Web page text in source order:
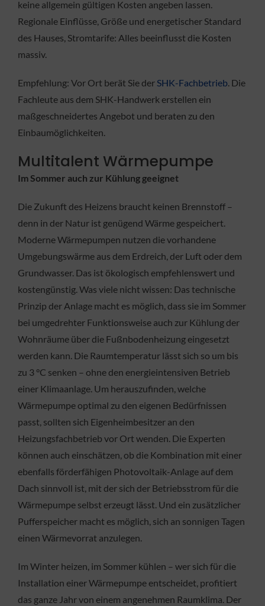
keine allgemein gültigen Kosten angeben lassen.
Regionale Einflüsse, Größe und energetischer Standard
des Hauses, Stromtarife: Alles beeinflusst die Kosten
massiv.
Empfehlung: Vor Ort berät Sie derSHK-Fachbetrieb. Die
Fachleute aus dem SHK-Handwerk erstellen ein
maßgeschneidertes Angebot und beraten zu den
Einbaumöglichkeiten.
Multitalent Wärmepumpe
Im Sommer auch zur Kühlung geeignet
Die Zukunft des Heizens braucht keinen Brennstoff –
denn in der Natur ist genügend Wärme gespeichert.
Moderne Wärmepumpen nutzen die vorhandene
Umgebungswärme aus dem Erdreich, der Luft oder dem
Grundwasser. Das ist ökologisch empfehlenswert und
kostengünstig. Was viele nicht wissen: Das technische
Prinzip der Anlage macht es möglich, dass sie im Sommer
bei umgedrehter Funktionsweise auch zur Kühlung der
Wohnräume über die Fußnbodenheizung eingesetzt
werden kann. Die Raumtemperatur lässt sich so um bis
zu 3 °C senken – ohne den energieintensiven Betrieb
einer Klimaanlage. Um herauszufinden, welche
Wärmepumpe optimal zu den eigenen Bedürfnissen
passt, sollten sich Eigenheimbesitzer an den
Heizungsfachbetrieb vor Ort wenden. Die Experten
können auch einschätzen, ob die Kombination mit einer
ebenfalls förderfähigen Photovoltaik-Anlage auf dem
Dach sinnvoll ist, mit der sich der Betriebsstrom für die
Wärmepumpe selbst erzeugt lässt. Und ein zusätzlicher
Pufferspeicher macht es möglich, sich an sonnigen Tagen
einen Wärmevorrat anzulegen.
Im Winter heizen, im Sommer kühlen – wer sich für die
Installation einer Wärmepumpe entscheidet, profitiert
das ganze Jahr von einem angenehmen Raumklima. Der